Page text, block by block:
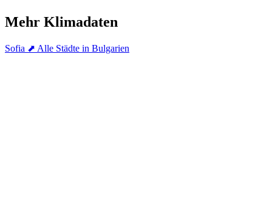
Mehr Klimadaten
Sofia ⬈ Alle Städte in Bulgarien